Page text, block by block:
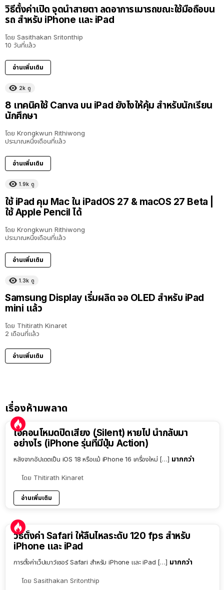
วิธีตั้งค่าเปิด จุดนำสายตา ลดอาการเมารถขณะใช้มือถือบน
รถ สำหรับ iPhone และ iPad
โดย Sasithakan Sritonthip
10 วันที่แล้ว
อ่านเพิ่มเติม
2k ดู
8 เทคนิคใช้ Canva บน iPad ยังไงให้คุ้ม สำหรับนักเรียน
นักศึกษา
โดย Krongkwun Rithiwong
ประมาณหนึ่งเดือนที่แล้ว
อ่านเพิ่มเติม
1.9k ดู
ใช้ iPad คุม Mac ใน iPadOS 27 & macOS 27 Beta |
ใช้ Apple Pencil ได้
โดย Krongkwun Rithiwong
ประมาณหนึ่งเดือนที่แล้ว
อ่านเพิ่มเติม
1.3k ดู
Samsung Display เริ่มผลิต จอ OLED สำหรับ iPad
mini แล้ว
โดย Thitirath Kinaret
2 เดือนที่แล้ว
อ่านเพิ่มเติม
เรื่องห้ามพลาด
ไอคอนโหมดปิดเสียง (Silent) หายไป นำกลับมา
อย่างไร (iPhone รุ่นที่มีปุ่ม Action)
หลังจากอัปเดตเป็น iOS 18 หรือแม้ iPhone 16 เครื่องใหม่ […] มากกว่า
โดย Thitirath Kinaret
อ่านเพิ่มเติม
วิธีตั้งค่า Safari ให้ลื่นไหลระดับ 120 fps สำหรับ
iPhone และ iPad
การตั้งค่าเว็ปเบาว์เซอร์ Safari สำหรับ iPhone และ iPad […] มากกว่า
โดย Sasithakan Sritonthip